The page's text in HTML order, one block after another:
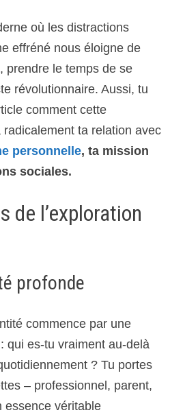
où les distractions
effréné nous éloigne de
prendre le temps de se
révolutionnaire. Aussi, tu
comment cette
ta relation avec
personnelle, ta mission
sociales.
de l’exploration
profonde
commence par une
qui es-tu vraiment au-delà
? Tu portes
– professionnel, parent,
essence véritable